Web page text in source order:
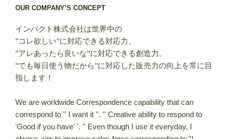
OUR COMPANY’S CONCEPT
インパクト株式会社は世界中の
‘‘コレ欲しい‘‘に対応できる対応力。
‘‘アレあったら良いな‘‘に対応できる創造力。
‘‘でも毎日使う物だから‘‘に対応した販売力の向上を常に目
指します！
We are worldwide Correspondence capability that can
correspond to '' I want it ''. '' Creative ability to respond to
'Good if you have' '. '' Even though I use it everyday, I